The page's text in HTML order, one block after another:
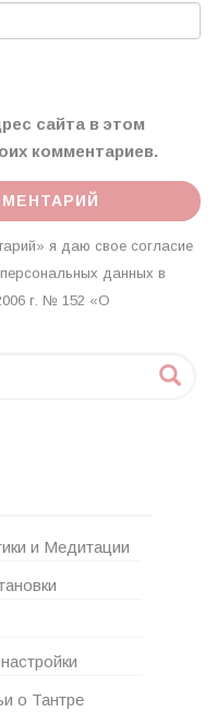
сайта в этом
комментариев.
я даю свое согласие
данных в
г. № 152 «О
и Медитации
о Тантре